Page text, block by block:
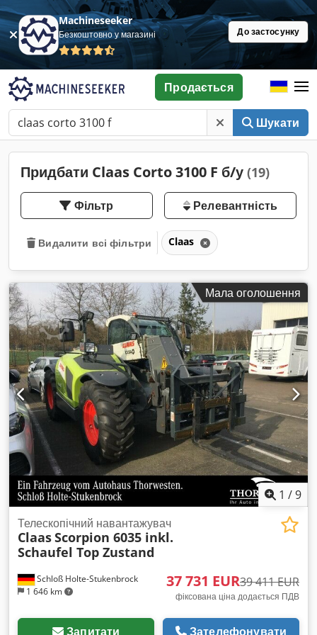
Machineseeker
Безкоштовно у магазині До застосунку
Шукати
Продається
Придбати Claas Corto 3100 F б/у (19)
Фільтр Релевантність
Видалити всі фільтри Claas
Мала оголошення
1 /9
Schloß Holte-Stukenbrock
1 646 km
Телескопічний навантажувач
ClaasScorpion 6035 inkl.
Schaufel Top Zustand
37 731 EUR39 411 EUR
фіксована ціна додається ПДВ
Запитати Зателефонувати